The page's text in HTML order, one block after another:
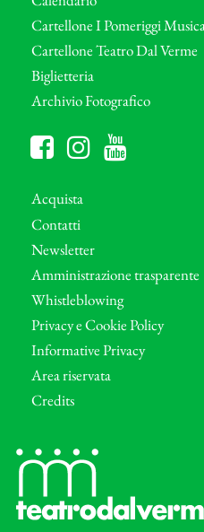
Cartellone I Pomeriggi
Cartellone Teatro Dal Verme
Biglietteria
Archivio Fotografico
Acquista
Contatti
Newsletter
Amministrazione trasparente
Whistleblowing
Privacy e Cookie Policy
Informative Privacy
Area riservata
Credits